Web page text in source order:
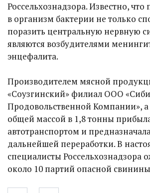
Россельхознадзора. Известно,
в организм бактерии не только
поразить центральную нервную
являются возбудителями
энцефалита.
Производителем мясной
«Соузгинский» филиал ООО
Продовольственной Компании», а
общей массой в 1,8 тонны
автотранспортом и
дальнейшей переработки. В
специалисты Россельхознадзора
около 10 партий опасной